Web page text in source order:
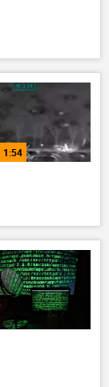
1:54